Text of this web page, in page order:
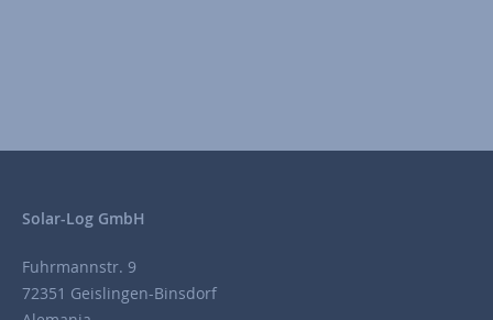
Solar-Log GmbH
Fuhrmannstr. 9
72351 Geislingen-Binsdorf